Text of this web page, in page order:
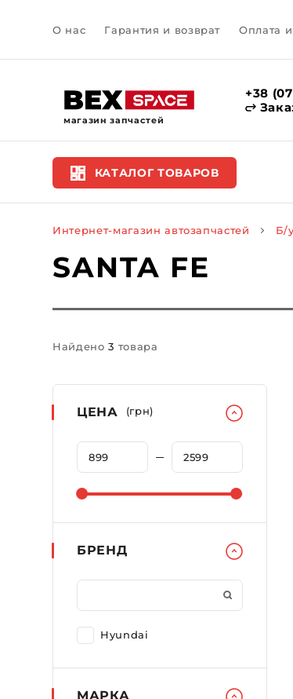
О нас Гарантия и возврат Оплата
магазин запчастей
+38
КАТАЛОГ ТОВАРОВ
Интернет-магазин автозапчастей Б/
SANTA FE
Найдено3 товара
ЦЕНА (грн)
БРЕНД
Hyundai
МАРКА